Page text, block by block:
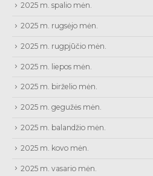
2025 m. spalio mėn.
2025 m. rugsėjo mėn.
2025 m. rugpjūčio mėn.
2025 m. liepos mėn.
2025 m. birželio mėn.
2025 m. gegužės mėn.
2025 m. balandžio mėn.
2025 m. kovo mėn.
2025 m. vasario mėn.